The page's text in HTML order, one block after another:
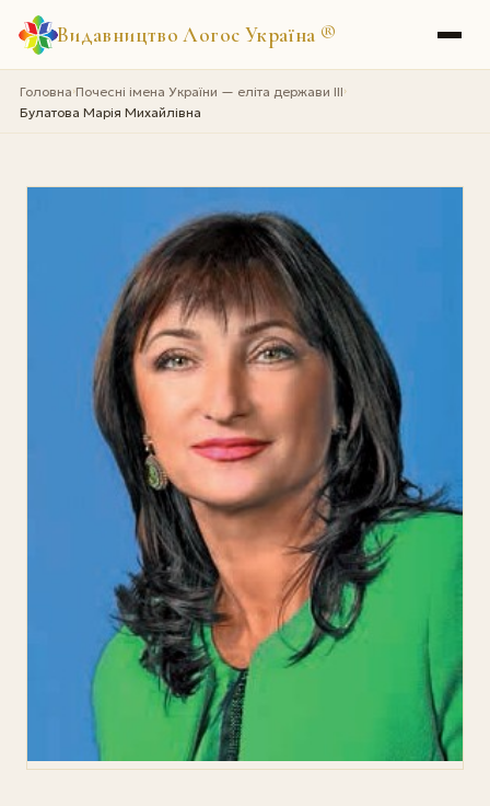
Видавництво Логос Україна ®
Головна›Почесні імена України — еліта держави III›
Булатова Марія Михайлівна